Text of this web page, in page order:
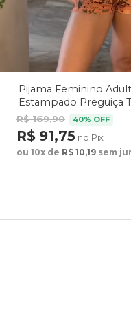
Pijama Feminino
Estampado Preguiça
Fundo Marrom
R$ 169,90 40% OFF
R$ 91,75 no Pix
ou 10x de R$ 10,19 sem